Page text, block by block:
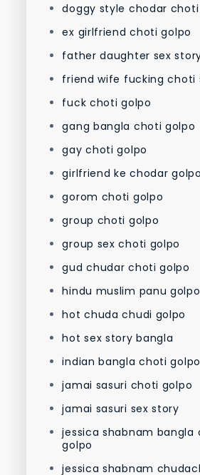
doggy style chodar
ex girlfriend choti golpo
father daughter sex
friend wife fucking choti
fuck choti golpo
gang bangla choti golpo
gay choti golpo
girlfriend ke chodar golpo
gorom choti golpo
group choti golpo
group sex choti golpo
gud chudar choti golpo
hindu muslim panu golpo
hot chuda chudi golpo
hot sex story bangla
indian bangla choti golpo
jamai sasuri choti golpo
jamai sasuri sex story
jessica shabnam bangla
golpo
jessica shabnam